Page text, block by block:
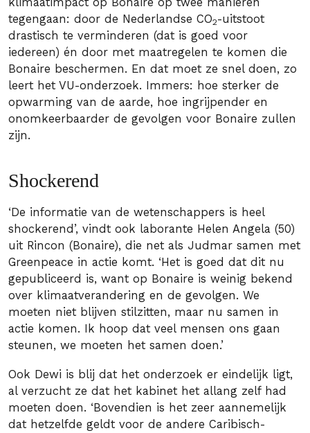
tegengaan: door de Nederlandse CO2-uitstoot
drastisch te verminderen (dat is goed voor
iedereen) én door met maatregelen te komen die
Bonaire beschermen. En dat moet ze snel doen, zo
leert het VU-onderzoek. Immers: hoe sterker de
opwarming van de aarde, hoe ingrijpender en
onomkeerbaarder de gevolgen voor Bonaire zullen
zijn.
Shockerend
‘De informatie van de wetenschappers is heel
shockerend’, vindt ook laborante Helen Angela (50)
uit Rincon (Bonaire), die net als Judmar samen met
Greenpeace in actie komt. ‘Het is goed dat dit nu
gepubliceerd is, want op Bonaire is weinig bekend
over klimaatverandering en de gevolgen. We
moeten niet blijven stilzitten, maar nu samen in
actie komen. Ik hoop dat veel mensen ons gaan
steunen, we moeten het samen doen.’
Ook Dewi is blij dat het onderzoek er eindelijk ligt,
al verzucht ze dat het kabinet het allang zelf had
moeten doen. ‘Bovendien is het zeer aannemelijk
dat hetzelfde geldt voor de andere Caribisch-